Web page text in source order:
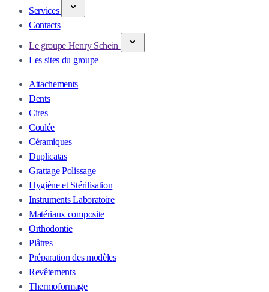
Services
Contacts
Le groupe Henry Schein
Les sites du groupe
Attachements
Dents
Cires
Coulée
Céramiques
Duplicatas
Grattage Polissage
Hygiène et Stérilisation
Instruments Laboratoire
Matériaux composite
Orthodontie
Plâtres
Préparation des modèles
Revêtements
Thermoformage